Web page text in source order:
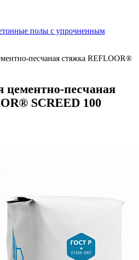
полы с упрочненным
песчаная стяжка REFLOOR®
цементно-песчаная
SCREED 100